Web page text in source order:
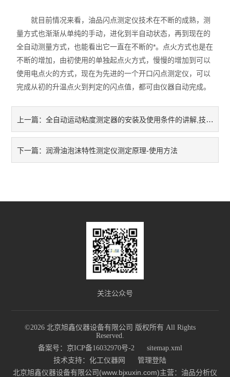
就目前情况来看，油品闪点测定仪技术在不断的成熟，测
量方式也渐渐从单纯的手动，进化到半自动状态，再到现在的
全自动测量方式，也能看出它一直在不断的*。点火方式也是在
不断的增加，由初使用的单独起点火方式，慢慢的增加到可以
使用电点火的方式，现在为先进的一个开口闪点测定仪，可以
完成从初的升温点火到判定的闪点值，都可由仪器自动完成。
上一篇：全自动运动粘度测定器的安装及使用条件的讲解,技多不压身
下一篇：润滑油泡沫特性测定仪测定原理-使用方法
关注公众号
©2026 北京旭鑫仪器设备有限公司 版权所有 All Rights
Reserved.
备案号：京ICP备16032970号-2
sitemap.xml
技术支持： 化工仪器网 管理登陆
北京旭鑫仪器设备有限公司(www.bjxuxin.com)主营：油品分析仪